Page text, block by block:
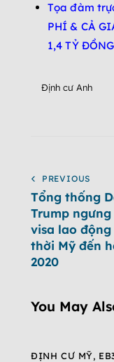
Tọa đàm
PHÍ & CẢ
1,4 TỶ ĐỒNG
Định cư Anh
PREVIOUS
Tổng thống
Trump ngưng
visa lao
thời Mỹ đến
2020
You May
ĐỊNH CƯ MỸ,